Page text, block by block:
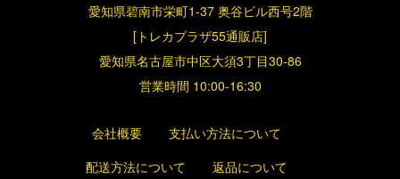
愛知県碧南市栄町1-37 奥谷ビル西号2階
[トレカプラザ55通販店]
愛知県名古屋市中区大須3丁目30-86
営業時間 10:00-16:30
会社概要
支払い方法について
配送方法について
返品について